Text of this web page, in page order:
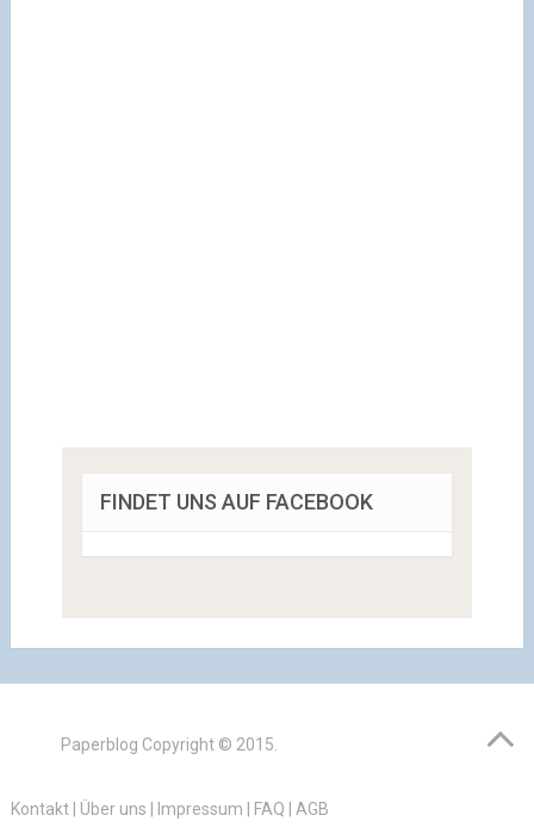
FINDET UNS AUF FACEBOOK
Paperblog Copyright © 2015.
Kontakt| Über uns Impressum FAQ AGB